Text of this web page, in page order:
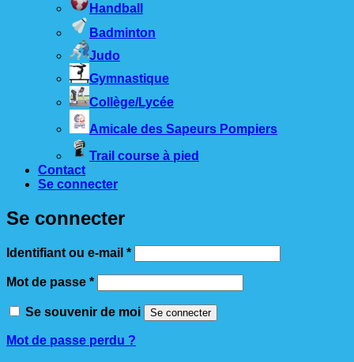
Handball
Badminton
Judo
Gymnastique
Collège/Lycée
Amicale des Sapeurs Pompiers
Trail course à pied
Contact
Se connecter
Se connecter
Identifiant ou e-mail *Obligatoire
Mot de passe *Obligatoire
Se souvenir de moi Se connecter
Mot de passe perdu ?